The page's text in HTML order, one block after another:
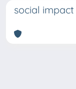
social impact